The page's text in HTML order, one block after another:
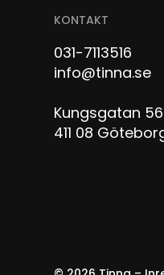
KONTAKT
031-7113516
info@tinna.se
Kungsgatan 56
411 08